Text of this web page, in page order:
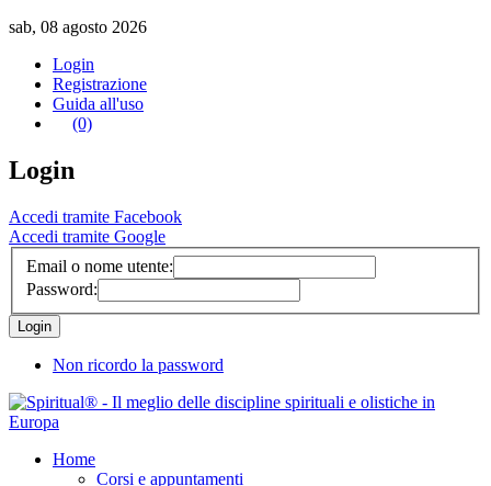
sab, 08 agosto 2026
Login
Registrazione
Guida all'uso
(0)
Login
Accedi tramite Facebook
Accedi tramite Google
Email o nome utente:
Password:
Non ricordo la password
Home
Corsi e appuntamenti